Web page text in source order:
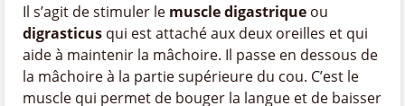
Il s’agit de stimuler le muscle digastrique ou
digrasticus qui est attaché aux deux oreilles et qui
aide à maintenir la mâchoire. Il passe en dessous de
la mâchoire à la partie supérieure du cou. C’est le
muscle qui permet de bouger la langue et de baisser